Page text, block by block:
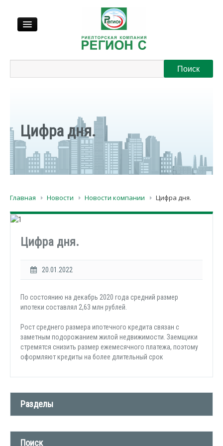
Регионы
Цифра дня.
Главная Новости Новости компании Цифра дня.
Цифра дня.
20.01.2022
По состоянию на декабрь 2020 года средний размер
ипотеки составлял 2,63 млн рублей.
Рост среднего размера ипотечного кредита связан с
заметным подорожанием жилой недвижимости. Заемщики
стремятся снизить размер ежемесячного платежа, поэтому
оформляют кредиты на более длительный срок
Разделы
Новости компании (509)
Поиск